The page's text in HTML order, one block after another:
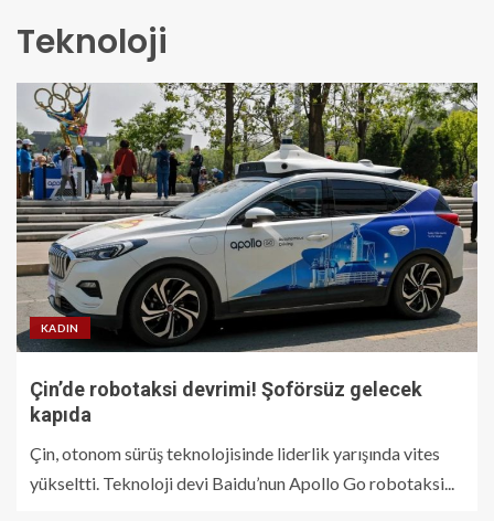
Teknoloji
KADIN
Çin’de robotaksi devrimi! Şoförsüz gelecek
kapıda
Çin, otonom sürüş teknolojisinde liderlik yarışında vites
yükseltti. Teknoloji devi Baidu’nun Apollo Go robotaksi...